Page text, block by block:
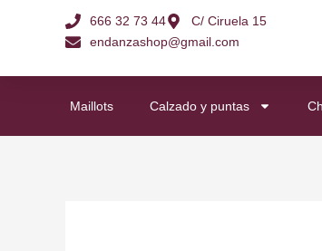
666 32 73 44
C/ Ciruela 15
endanzashop@gmail.com
Maillots Calzado y puntas